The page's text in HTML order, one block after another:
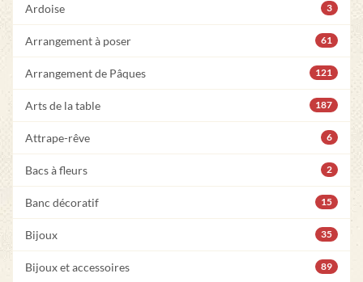
Ardoise 3
Arrangement à poser 61
Arrangement de Pâques 121
Arts de la table 187
Attrape-rêve 6
Bacs à fleurs 2
Banc décoratif 15
Bijoux 35
Bijoux et accessoires 89